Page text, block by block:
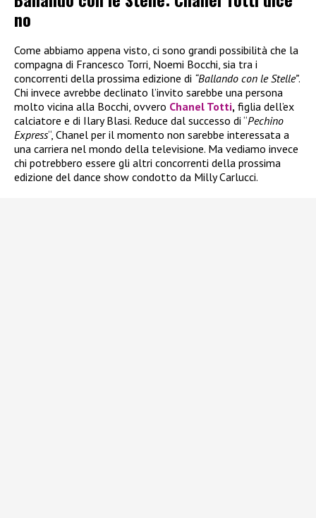
no
Come abbiamo appena visto, ci sono grandi possibilità che la
compagna di Francesco Torri, Noemi Bocchi, sia tra i
concorrenti della prossima edizione di “Ballando con le Stelle”.
Chi invece avrebbe declinato l’invito sarebbe una persona
molto vicina alla Bocchi, ovvero Chanel Totti, figlia dell’ex
calciatore e di Ilary Blasi. Reduce dal successo di “Pechino
Express“, Chanel per il momento non sarebbe interessata a
una carriera nel mondo della televisione. Ma vediamo invece
chi potrebbero essere gli altri concorrenti della prossima
edizione del dance show condotto da Milly Carlucci.